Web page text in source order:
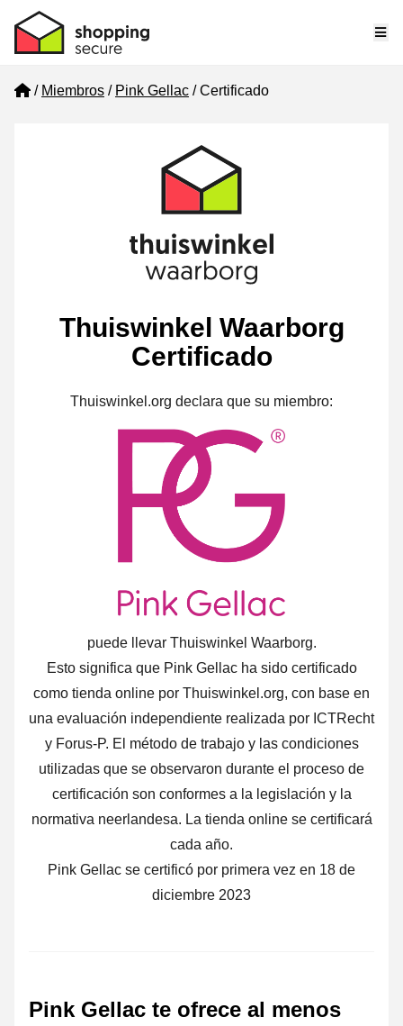
Home
Miembros Pink Gellac Certificado
Thuiswinkel Waarborg
Certificado
Thuiswinkel.org declara que su miembro:
puede llevar Thuiswinkel Waarborg.
Esto significa que Pink Gellac ha sido certificado
como tienda online por Thuiswinkel.org, con base en
una evaluación independiente realizada por ICTRecht
y Forus-P. El método de trabajo y las condiciones
utilizadas que se observaron durante el proceso de
certificación son conformes a la legislación y la
normativa neerlandesa. La tienda online se certificará
cada año.
Pink Gellac se certificó por primera vez en 18 de
diciembre 2023
Pink Gellac te ofrece al menos